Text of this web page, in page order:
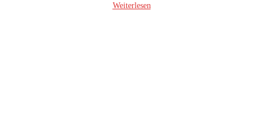
Weiterlesen